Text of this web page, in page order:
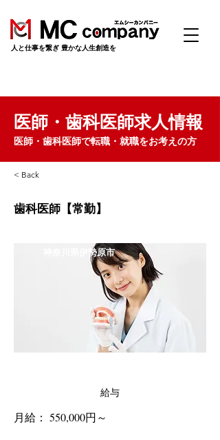
​人と仕事を繋ぎ 豊かな人生創造を
医師・歯科医師求人情報
医師・歯科医師で転職・就職をお考えの方
< Back
歯科医師【常勤】
神奈川県伊勢原市
給与
月給： 550,000円～